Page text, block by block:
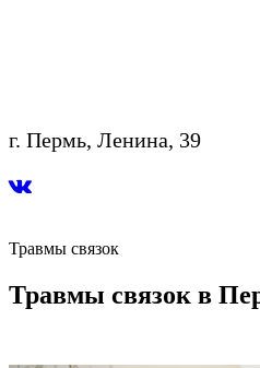
г. Пермь, Ленина, 39
Травмы связок
Травмы связок в